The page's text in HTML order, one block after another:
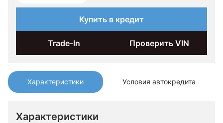
Характеристики Условия автокредита
Характеристики
Купить в кредит
Trade-In Проверить VIN